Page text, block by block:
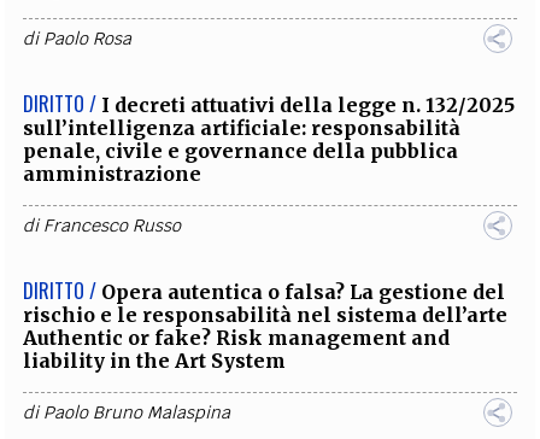
diPaolo Rosa
DIRITTO / I decreti attuativi della legge n. 132/2025
sull’intelligenza artificiale: responsabilità
penale, civile e governance della pubblica
amministrazione
diFrancesco Russo
DIRITTO / Opera autentica o falsa? La gestione del
rischio e le responsabilità nel sistema dell’arte
Authentic or fake? Risk management and
liability in the Art System
diPaolo Bruno Malaspina